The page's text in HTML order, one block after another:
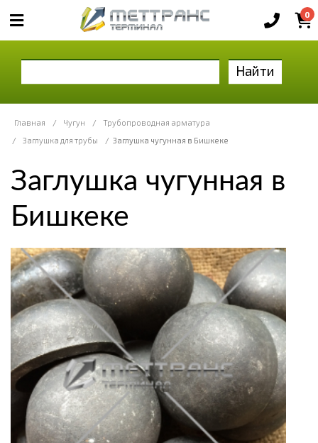
0
Найти
Главная / Чугун /
Трубопроводная арматура
/
Заглушка для трубы / Заглушка чугунная в Бишкеке
Заглушка чугунная в
Бишкеке